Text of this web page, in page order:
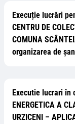
Execuție lucrări
CENTRU DE
COMUNA
organizarea de
Executie lucrari în
ENERGETICA A
URZICENI –